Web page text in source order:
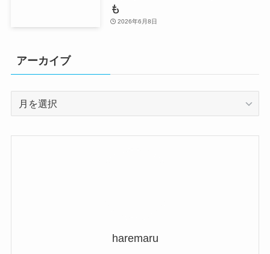
も
2026年6月8日
アーカイブ
haremaru